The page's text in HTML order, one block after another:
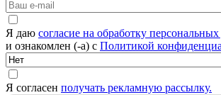
Я даю согласие на обработку
и ознакомлен (-а) с Политикой
Я согласен получать рекламную рассылку.